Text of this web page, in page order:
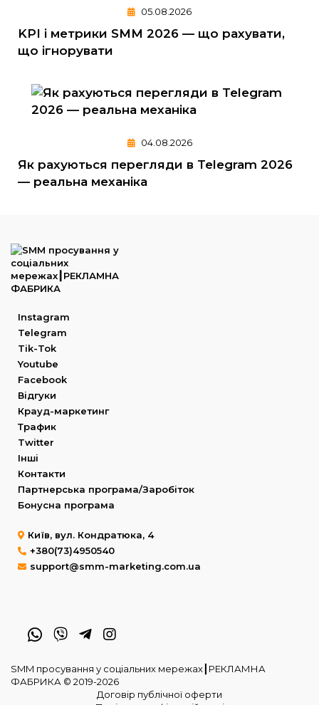
05.08.2026
KPI і метрики SMM 2026 — що рахувати,
що ігнорувати
04.08.2026
Як рахуються перегляди в Telegram 2026
— реальна механіка
Instagram
Telegram
Tik-Tok
Youtube
Facebook
Відгуки
Крауд-маркетинг
Трафик
Twitter
Інші
Контакти
Партнерська програма/Заробіток
Бонусна програма
Київ, вул. Кондратюка, 4
+380(73)4950540
support@smm-marketing.com.ua
SMM просування у соціальних мережах┃РЕКЛАМНА
ФАБРИКА © 2019-2026
Договір публічної оферти